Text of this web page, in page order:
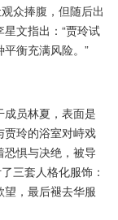
众捧腹，但随后出
文指出：“贾玲试
衡充满风险。”
员林夏，表面是
贾玲的浴室对峙戏
惧与决绝，被导
三套人格化服饰：
，最后褪去华服